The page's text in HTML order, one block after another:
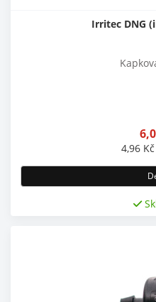
Irritec DNG
4,96 Kč